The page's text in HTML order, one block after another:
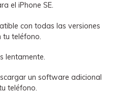
el iPhone SE.
con todas las versiones
teléfono.
lentamente.
un software adicional
teléfono.